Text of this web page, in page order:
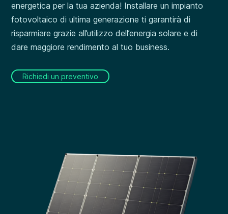
energetica per la tua azienda! Installare un impianto
fotovoltaico di ultima generazione ti garantirà di
risparmiare grazie all’utilizzo dell’energia solare e di
dare maggiore rendimento al tuo business.
Richiedi un preventivo